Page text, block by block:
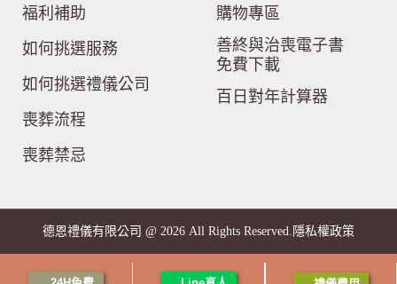
福利補助
如何挑選服務
如何挑選禮儀公司
喪葬流程
喪葬禁忌
購物專區
善終與治喪電子書
免費下載
百日對年計算器
德恩禮儀有限公司 @ 2026 All Rights Reserved. 隱私權政策